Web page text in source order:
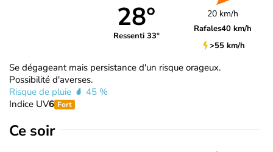
28°
Ressenti 33°
20 km/h
Rafales40 km/h
>55 km/h
Se dégageant mais persistance d'un risque orageux.
Possibilité d'averses.
Risque de pluie
45 %
Indice UV6 Fort
Ce soir